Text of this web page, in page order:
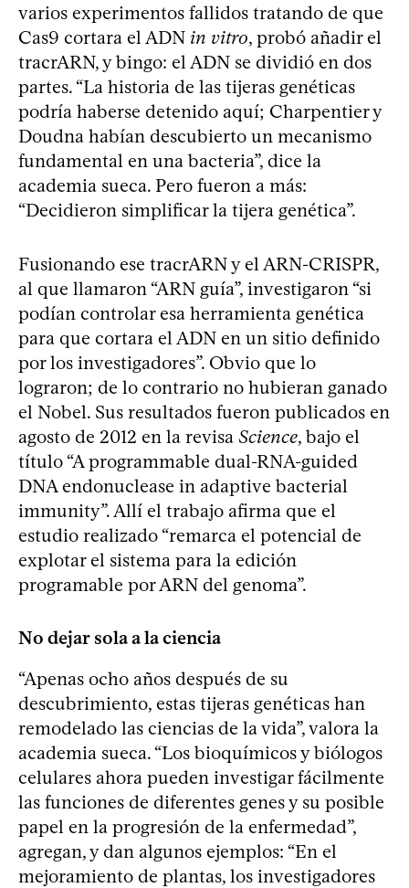
varios experimentos fallidos tratando de que
Cas9 cortara el ADN in vitro, probó añadir el
tracrARN, y bingo: el ADN se dividió en dos
partes. “La historia de las tijeras genéticas
podría haberse detenido aquí; Charpentier y
Doudna habían descubierto un mecanismo
fundamental en una bacteria”, dice la
academia sueca. Pero fueron a más:
“Decidieron simplificar la tijera genética”.
Fusionando ese tracrARN y el ARN-CRISPR,
al que llamaron “ARN guía”, investigaron “si
podían controlar esa herramienta genética
para que cortara el ADN en un sitio definido
por los investigadores”. Obvio que lo
lograron; de lo contrario no hubieran ganado
el Nobel. Sus resultados fueron publicados en
agosto de 2012 en la revisa Science, bajo el
título “A programmable dual-RNA-guided
DNA endonuclease in adaptive bacterial
immunity”. Allí el trabajo afirma que el
estudio realizado “remarca el potencial de
explotar el sistema para la edición
programable por ARN del genoma”.
No dejar sola a la ciencia
“Apenas ocho años después de su
descubrimiento, estas tijeras genéticas han
remodelado las ciencias de la vida”, valora la
academia sueca. “Los bioquímicos y biólogos
celulares ahora pueden investigar fácilmente
las funciones de diferentes genes y su posible
papel en la progresión de la enfermedad”,
agregan, y dan algunos ejemplos: “En el
mejoramiento de plantas, los investigadores